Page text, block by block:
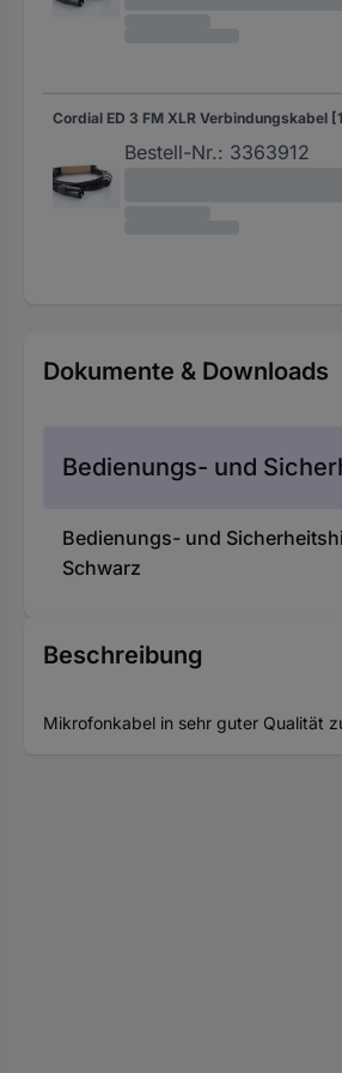
Bestell-Nr.: 3363912
Dokumente & Downloads
Bedienungs- und
Bedienungs- und
Schwarz
Beschreibung
Mikrofonkabel in sehr guter Qualität